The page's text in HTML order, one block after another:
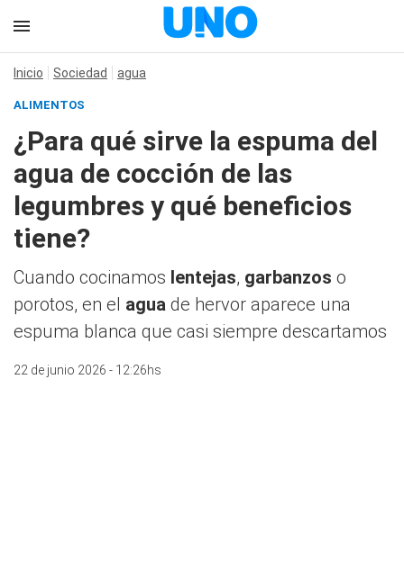
Inicio Sociedad agua
ALIMENTOS
¿Para qué sirve la espuma del
agua de cocción de las
legumbres y qué beneficios
tiene?
Cuando cocinamos lentejas, garbanzos o
porotos, en el agua de hervor aparece una
espuma blanca que casi siempre descartamos
22 de junio 2026 - 12:26hs